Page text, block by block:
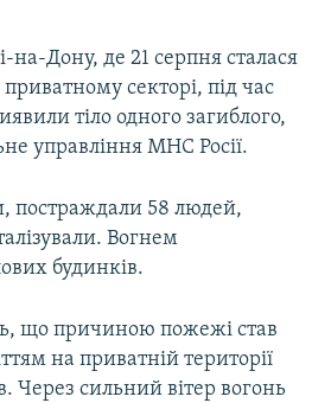
на-Дону, де 21 серпня сталася
секторі, під час
тіло одного загиблого,
управління МНС Росії.
постраждали 58 людей,
Вогнем
будинків.
що причиною пожежі став
на приватній території
Через сильний вітер вогонь